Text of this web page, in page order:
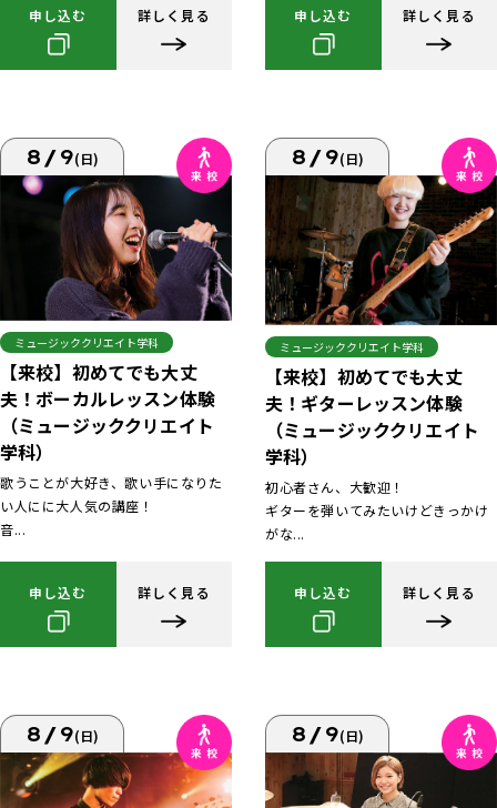
申し込む 詳しく見る 申し込む 詳しく見る
8/9(日)
ミュージッククリエイト学科
【来校】初めてでも大丈
夫！ボーカルレッスン体験
（ミュージッククリエイト
学科）
歌うことが大好き、歌い手になりた
い人にに大人気の講座！
音...
申し込む 詳しく見る
8/9(日)
ミュージッククリエイト学科
【来校】初めてでも大丈
夫！ギターレッスン体験
（ミュージッククリエイト
学科）
初心者さん、大歓迎！
ギターを弾いてみたいけどきっかけ
がな...
申し込む 詳しく見る
8/9(日) 8/9(日)